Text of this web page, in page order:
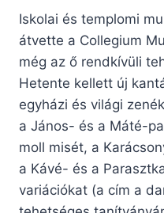
Iskolai és templomi
átvette a Collegium
még az ő rendkívüli
Hetente kellett új
egyházi és világi
a János- és a Máté-
moll misét, a
a Kávé- és a
variációkat (a cím a